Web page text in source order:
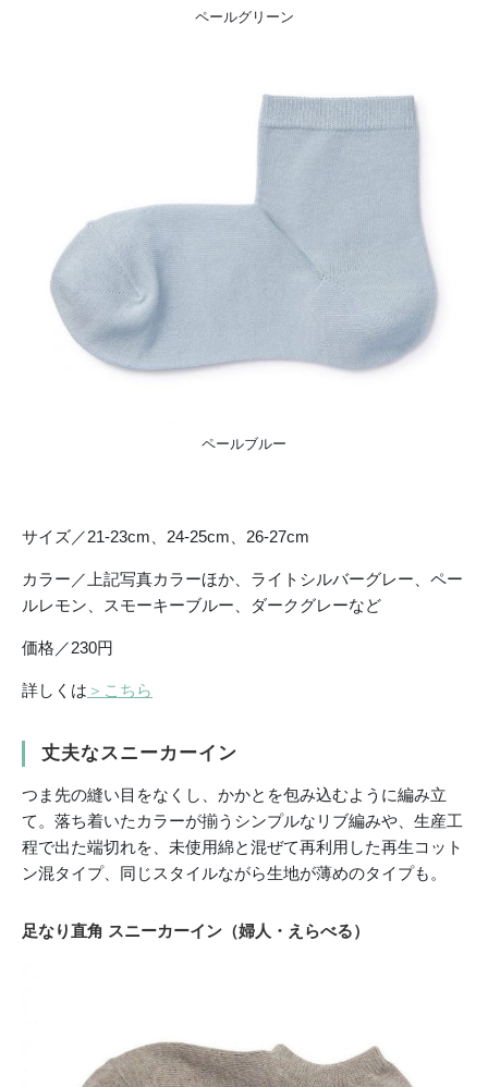
ペールグリーン
ペールブルー
サイズ／21-23cm、24-25cm、26-27cm
カラー／上記写真カラーほか、ライトシルバーグレー、ペー
ルレモン、スモーキーブルー、ダークグレーなど
価格／230円
詳しくは ＞こちら
丈夫なスニーカーイン
つま先の縫い目をなくし、かかとを包み込むように編み立
て。落ち着いたカラーが揃うシンプルなリブ編みや、生産工
程で出た端切れを、未使用綿と混ぜて再利用した再生コット
ン混タイプ、同じスタイルながら生地が薄めのタイプも。
足なり直角 スニーカーイン（婦人・えらべる）